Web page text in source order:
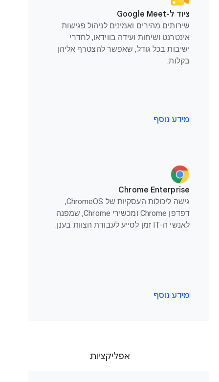
ציוד ל-Google Meet
שירותים מהירים ואמינים לניהול פגישות
אינטרנט ושיחות ועידה בווידאו, לחדרי
ישיבות בכל גודל, שאפשר להצטרף אליהן
בקלות.
מידע נוסף
Chrome Enterprise
גישה ליכולות העסקיות של ChromeOS,
דפדפן Chrome ומכשירי Chrome, שמפנה
לאנשי ה-IT זמן לסייע לעבודת הצוות בענן.
מידע נוסף
אפליקציות